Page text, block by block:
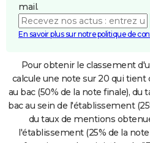
mail.
En savoir plus sur notre politique de
Pour obtenir le classement
calcule une note sur 20 qui
au bac (50% de la note finale), du
bac au sein de l'établissement
du taux de mentions
l'établissement (25% de la